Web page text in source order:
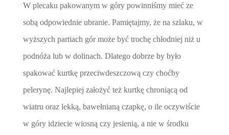
W plecaku pakowanym w góry powinniśmy mieć ze
sobą odpowiednie ubranie. Pamiętajmy, że na szlaku, w
wyższych partiach gór może być trochę chłodniej niż u
podnóża lub w dolinach. Dlatego dobrze by było
spakować kurtkę przeciwdeszczową czy choćby
pelerynę. Najlepiej założyć też kurtkę chroniącą od
wiatru oraz lekką, bawełnianą czapkę, o ile oczywiście
w góry idziecie wiosną czy jesienią, a nie w środku